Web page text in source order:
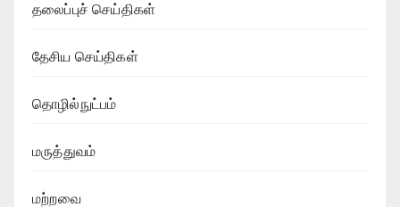
தலைப்புச் செய்திகள்
தேசிய செய்திகள்
தொழில்நுட்பம்
மருத்துவம்
மற்றவை